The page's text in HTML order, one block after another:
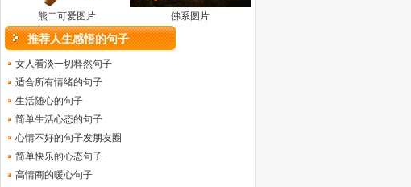
熊二可爱图片 佛系图片
推荐人生感悟的句子
女人看淡一切释然句子
适合所有情绪的句子
生活随心的句子
简单生活心态的句子
心情不好的句子发朋友圈
简单快乐的心态句子
高情商的暖心句子